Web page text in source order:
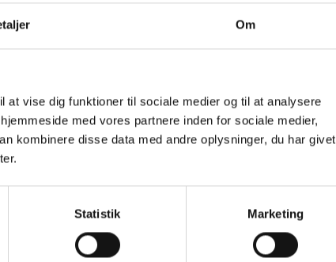
Om
vise dig funktioner til sociale medier og til at analysere
med vores partnere inden for sociale medier,
kombinere disse data med andre oplysninger, du har givet
Statistik Marketing